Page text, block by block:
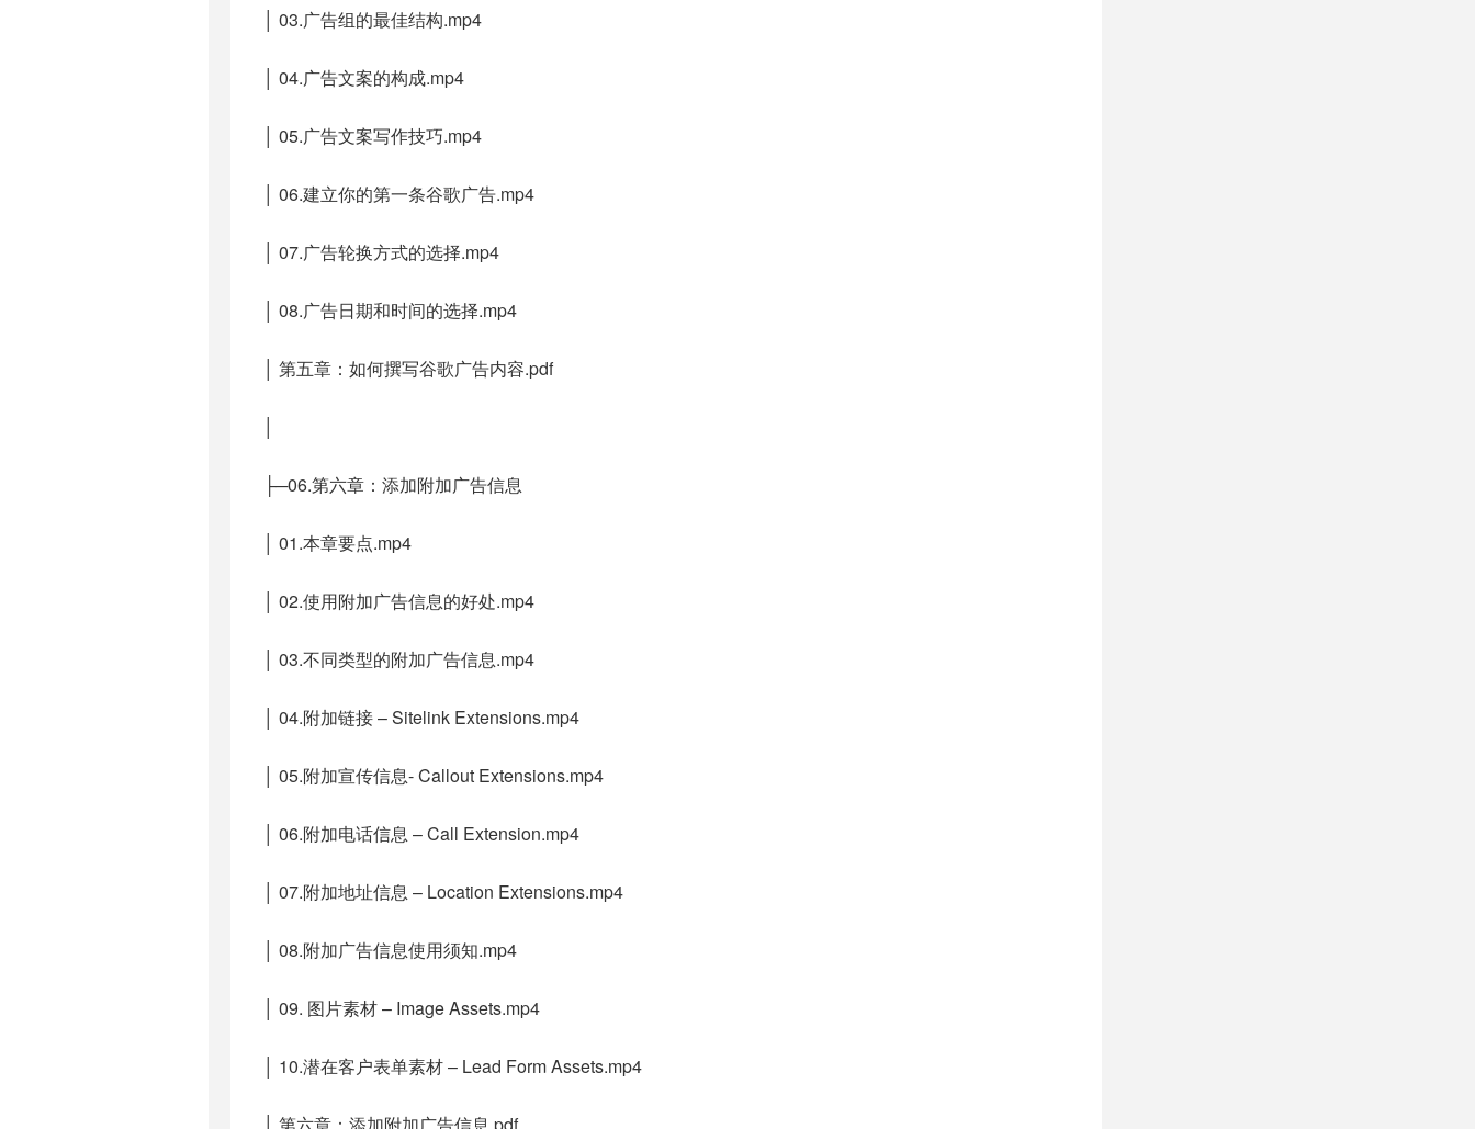
│ 03.广告组的最佳结构.mp4
│ 04.广告文案的构成.mp4
│ 05.广告文案写作技巧.mp4
│ 06.建立你的第一条谷歌广告.mp4
│ 07.广告轮换方式的选择.mp4
│ 08.广告日期和时间的选择.mp4
│ 第五章：如何撰写谷歌广告内容.pdf
├─06.第六章：添加附加广告信息
│ 01.本章要点.mp4
│ 02.使用附加广告信息的好处.mp4
│ 03.不同类型的附加广告信息.mp4
│ 04.附加链接 – Sitelink Extensions.mp4
│ 05.附加宣传信息- Callout Extensions.mp4
│ 06.附加电话信息 – Call Extension.mp4
│ 07.附加地址信息 – Location Extensions.mp4
│ 08.附加广告信息使用须知.mp4
│ 09. 图片素材 – Image Assets.mp4
│ 10.潜在客户表单素材 – Lead Form Assets.mp4